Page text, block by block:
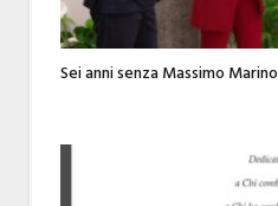
Sei anni senza Massimo Marino